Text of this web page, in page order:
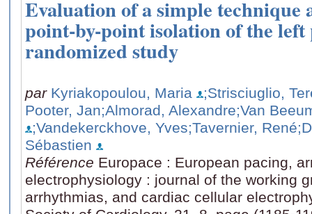
Evaluation of a simple
point-by-point isolation of the
randomized study
par Kyriakopoulou, Maria
;Strisciuglio,
Pooter, Jan;Almorad, Alexandre;Van
;Vandekerckhove, Yves;Tavernier, René
Sébastien
Référence Europace : European pacing,
electrophysiology : journal of the working
arrhythmias, and cardiac cellular